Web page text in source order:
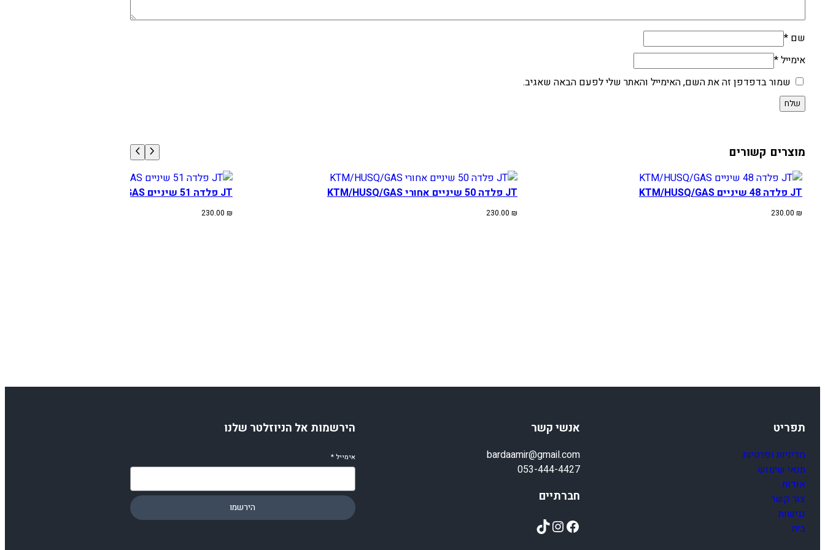
שם *
אימייל*
שמור בדפדפן זה את השם, האימייל והאתר שלי לפעם הבאה שאגיב.
מוצרים קשורים
JT פלדה 48 שיניים KTM/HUSQ/GAS
230.00 ₪
JT פלדה 50 שיניים אחורי KTM/HUSQ/GAS
230.00 ₪
JT פלדה 51 שיניים KTM/HUSQ/GAS
230.00 ₪
תפריט
מדיניות ופרטיות
תנאי שימוש
אודות
צור קשר
נגישות
בית
אנשי קשר
bardaamir@gmail.com
053-444-4427
חברתיים
Facebook
Instagram
TikTok
הירשמות אל הניוזלטר שלנו
אימייל*
הירשמו